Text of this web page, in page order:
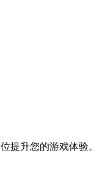
提升您的游戏体验。